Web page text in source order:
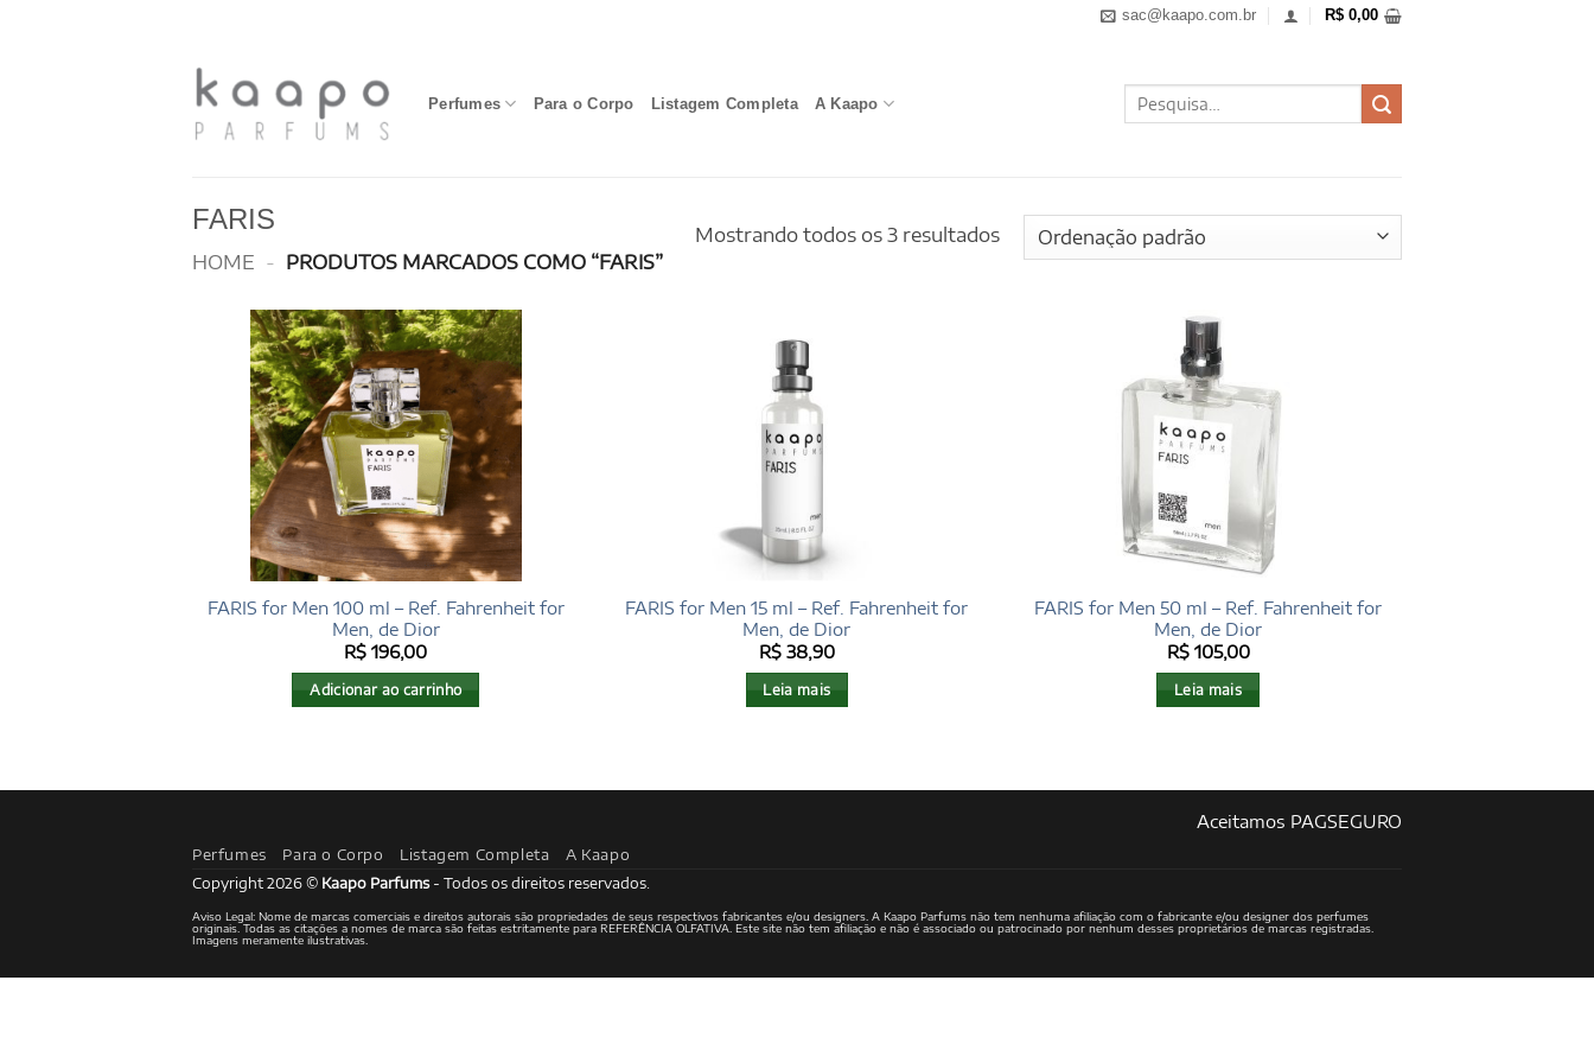
sac@kaapo.com.br R$ 0,00
Perfumes Para o Corpo Listagem Completa A Kaapo
Pesquisar
por:
FARIS
HOME - PRODUTOS MARCADOS COMO “FARIS”
Mostrando todos os 3 resultados
FARIS for Men 100 ml – Ref. Fahrenheit for
Men, de Dior
R$ 196,00
Adicionar ao carrinho
FARIS for Men 15 ml – Ref. Fahrenheit for
Men, de Dior
R$38,90
Leia mais
FARIS for Men 50 ml – Ref. Fahrenheit for
Men, de Dior
R$105,00
Leia mais
Aceitamos PAGSEGURO
Perfumes Para o Corpo Listagem Completa A Kaapo
Copyright 2026 © Kaapo Parfums- Todos os direitos reservados.
Aviso Legal: Nome de marcas comerciais e direitos autorais são propriedades de seus respectivos fabricantes e/ou designers. A Kaapo Parfums não tem nenhuma afiliação com o fabricante e/ou designer dos perfumes
originais. Todas as citações a nomes de marca são feitas estritamente para REFERÊNCIA OLFATIVA. Este site não tem afiliação e não é associado ou patrocinado por nenhum desses proprietários de marcas registradas.
Imagens meramente ilustrativas.